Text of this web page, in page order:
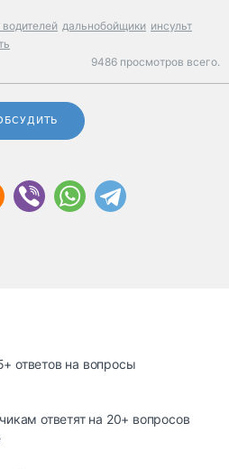
дальнобойщики инсульт
9486 просмотров всего.
ответов на вопросы
ответят на 20+ вопросов